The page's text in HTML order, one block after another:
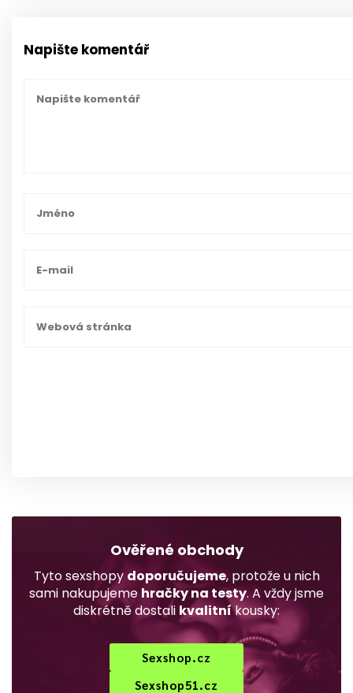
Napište komentář
Ověřené obchody
Tyto sexshopy doporučujeme, protože u nich
sami nakupujeme hračky na testy. A vždy jsme
diskrétně dostali kvalitníkousky:
Sexshop.cz
Sexshop51.cz